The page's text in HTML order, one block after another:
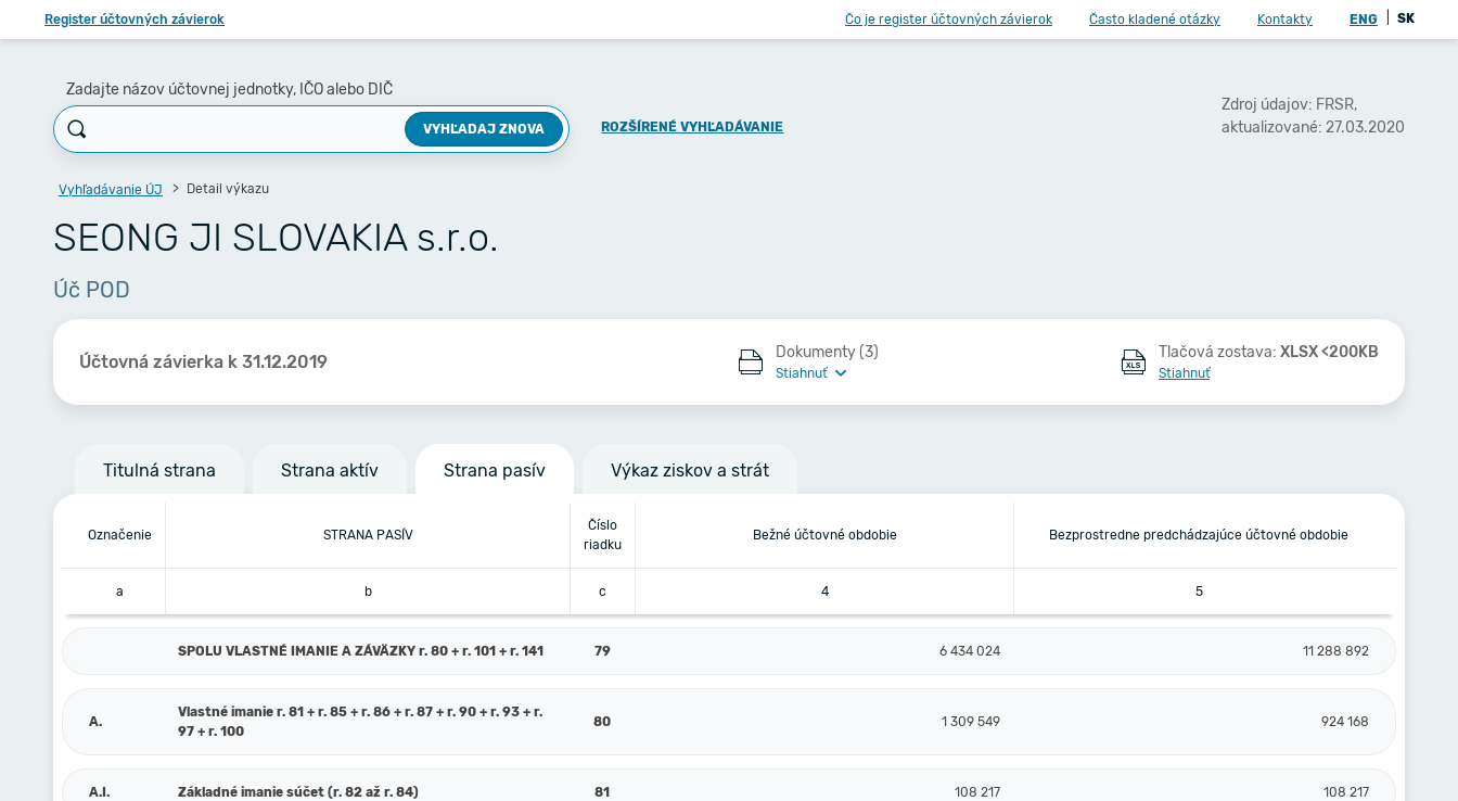
Register účtovných závierok Čo je register účtovných závierok Často kladené otázky Kontakty ENG SK
Zadajte názov účtovnej jednotky, IČO alebo DIČ
VYHĽADAJ ZNOVA ROZŠÍRENÉ VYHĽADÁVANIE
Zdroj údajov: FRSR,
aktualizované: 27.03.2020
Vyhľadávanie ÚJ Detail výkazu
SEONG JI SLOVAKIA s.r.o.
Úč POD
Účtovná závierka k 31.12.2019 Dokumenty (3)
Stiahnuť
Tlačová zostava: XLSX <200KB
Stiahnuť
Titulná strana Strana aktív Strana pasív Výkaz ziskov a strát
Označenie STRANA PASÍV
Číslo
riadku
Bežné účtovné obdobie Bezprostredne predchádzajúce účtovné obdobie
a b c 4 5
SPOLU VLASTNÉ IMANIE A ZÁVÄZKY r. 80 + r. 101 + r. 141 79 6 434 024 11 288 892
A.
Vlastné imanie r. 81 + r. 85 + r. 86 + r. 87 + r. 90 + r. 93 + r.
97 + r. 100
80 1 309 549 924 168
A.I. Základné imanie súčet (r. 82 až r. 84) 81 108 217 108 217